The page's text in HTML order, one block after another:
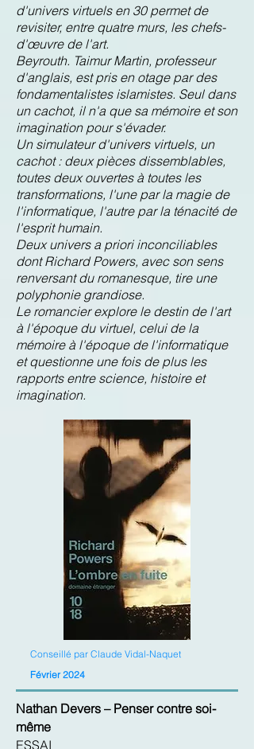
d'univers virtuels en 30 permet de
revisiter, entre quatre murs, les chefs-
d'œuvre de l'art.
Beyrouth. Taimur Martin, professeur
d'anglais, est pris en otage par des
fondamentalistes islamistes. Seul dans
un cachot, il n'a que sa mémoire et son
imagination pour s'évader.
Un simulateur d'univers virtuels, un
cachot : deux pièces dissemblables,
toutes deux ouvertes à toutes les
transformations, l'une par la magie de
l'informatique, l'autre par la ténacité de
l'esprit humain.
Deux univers a priori inconciliables
dont Richard Powers, avec son sens
renversant du romanesque, tire une
polyphonie grandiose.
Le romancier explore le destin de l'art
à l'époque du virtuel, celui de la
mémoire à l'époque de l'informatique
et questionne une fois de plus les
rapports entre science, histoire et
imagination.
Conseillé par Claude Vidal-Naquet
Février 2024
Nathan Devers – Penser contre soi-
même
ESSAI